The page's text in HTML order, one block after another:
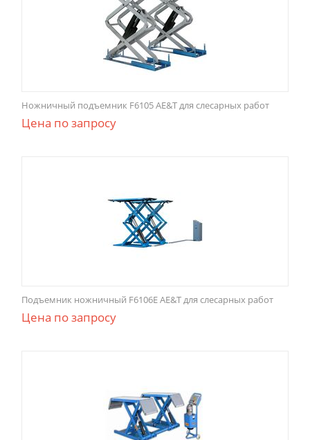
Ножничный подъемник F6105 AE&T для слесарных работ
Цена по запросу
Подъемник ножничный F6106E AE&T для слесарных работ
Цена по запросу